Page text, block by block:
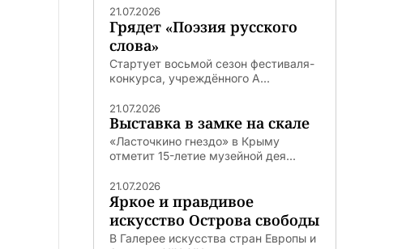
21.07.2026
Грядет «Поэзия русского
слова»
Стартует восьмой сезон фестиваля-
конкурса, учреждённого А...
21.07.2026
Выставка в замке на скале
«Ласточкино гнездо» в Крыму
отметит 15-летие музейной дея...
21.07.2026
Яркое и правдивое
искусство Острова свободы
В Галерее искусства стран Европы и